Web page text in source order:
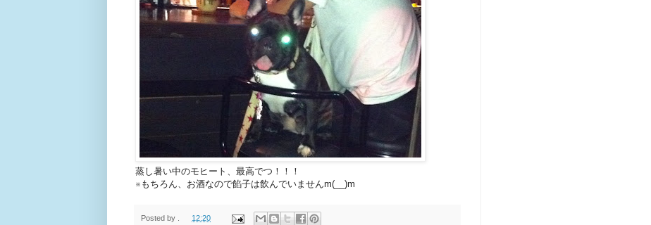
蒸し暑い中のモヒート、最高でつ！！！
※もちろん、お酒なので餡子は飲んでいませんm(__)m
Posted by 12:20